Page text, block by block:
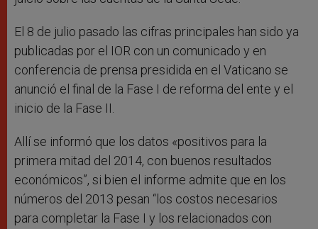
El 8 de julio pasado las cifras principales han sido ya
publicadas por el IOR con un comunicado y en
conferencia de prensa presidida en el Vaticano se
anunció el final de la Fase I de reforma del ente y el
inicio de la Fase II.
Allí se informó que los datos «positivos para la
primera mitad del 2014, con buenos resultados
económicos”, si bien el informe admite que en los
números del 2013 pesan “los costos necesarios
para completar la Fase I y los relacionados con